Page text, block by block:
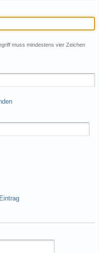
muss mindestens vier Zeichen